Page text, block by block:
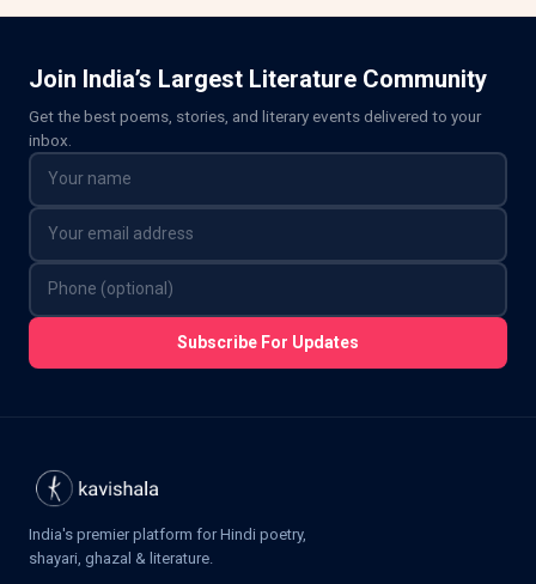
Join India’s Largest Literature Community
Get the best poems, stories, and literary events delivered to your
inbox.
Subscribe For Updates
India's premier platform for Hindi poetry,
shayari, ghazal & literature.